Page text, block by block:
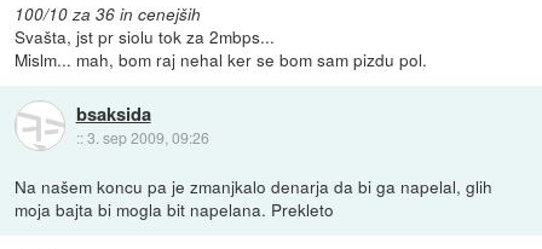
100/10 za 36 in cenejših
Svašta, jst pr siolu tok za 2mbps...
Mislm... mah, bom raj nehal ker se bom sam pizdu pol.
bsaksida
::3. sep 2009, 09:26
Na našem koncu pa je zmanjkalo denarja da bi ga napelal, glih
moja bajta bi mogla bit napelana. Prekleto